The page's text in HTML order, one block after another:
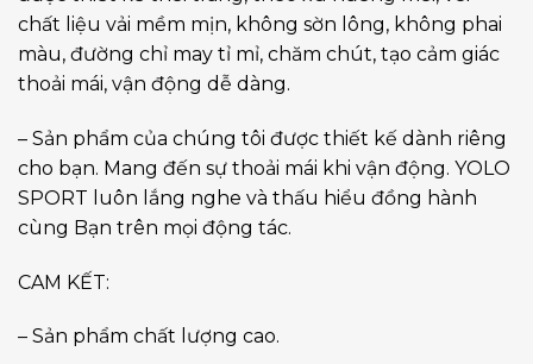
chất liệu vải mềm mịn, không sờn lông, không phai
màu, đường chỉ may tỉ mỉ, chăm chút, tạo cảm giác
thoải mái, vận động dễ dàng.
– Sản phẩm của chúng tôi được thiết kế dành riêng
cho bạn. Mang đến sự thoải mái khi vận động. YOLO
SPORT luôn lắng nghe và thấu hiểu đồng hành
cùng Bạn trên mọi động tác.
CAM KẾT:
– Sản phẩm chất lượng cao.